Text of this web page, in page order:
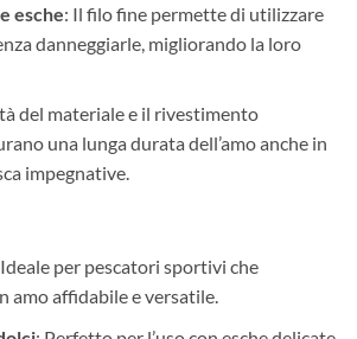
esche: Il filo fine permette di utilizzare
danneggiarle, migliorando la loro
del materiale e il rivestimento
una lunga durata dell’amo anche in
impegnative.
per pescatori sportivi che
amo affidabile e versatile.